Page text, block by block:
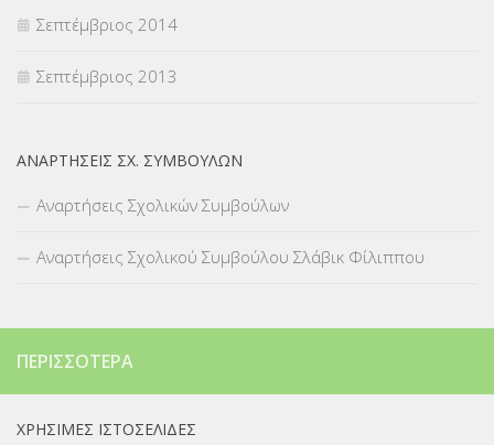
Σεπτέμβριος 2014
Σεπτέμβριος 2013
ΑΝΑΡΤΉΣΕΙΣ ΣΧ. ΣΥΜΒΟΎΛΩΝ
Αναρτήσεις Σχολικών Συμβούλων
Αναρτήσεις Σχολικού Συμβούλου Σλάβικ Φίλιππου
ΠΕΡΙΣΣΌΤΕΡΑ
ΧΡΉΣΙΜΕΣ ΙΣΤΟΣΕΛΊΔΕΣ